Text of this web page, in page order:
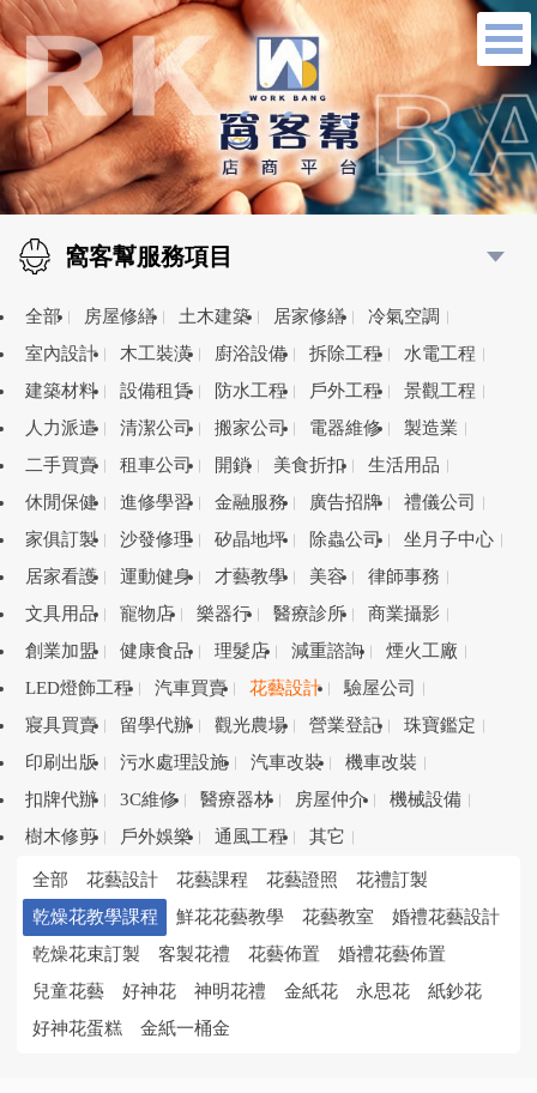
窩客幫服務項目
全部 房屋修繕 土木建築 居家修繕
冷氣空調
室內設計
木工裝潢 廚浴設備 拆除工程
水電工程
建築材料
設備租賃 防水工程 戶外工程
景觀工程
人力派遣
清潔公司 搬家公司 電器維修
製造業
二手買賣
租車公司 開鎖 美食折扣
生活用品
休閒保健
進修學習 金融服務 廣告招牌
禮儀公司
家俱訂製
沙發修理 矽晶地坪 除蟲公司
坐月子中心
居家看護
運動健身 才藝教學 美容
律師事務
文具用品
寵物店 樂器行 醫療診所
商業攝影
創業加盟
健康食品 理髮店 減重諮詢
煙火工廠
LED燈飾工程
汽車買賣 花藝設計
驗屋公司
寢具買賣
留學代辦 觀光農場 營業登記
珠寶鑑定
印刷出版
污水處理設施 汽車改裝
機車改裝
扣牌代辦
3C維修 醫療器材 房屋仲介
機械設備
樹木修剪
戶外娛樂 通風工程 其它
全部 花藝設計 花藝課程 花藝證照
花禮訂製
乾燥花教學課程
鮮花花藝教學 花藝教室
婚禮花藝設計
乾燥花束訂製
客製花禮 花藝佈置
婚禮花藝佈置
兒童花藝
好神花 神明花禮 金紙花 永思花
紙鈔花
好神花蛋糕
金紙一桶金